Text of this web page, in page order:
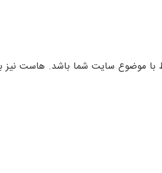
با موضوع سایت شما باشد. هاست نیز